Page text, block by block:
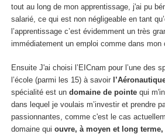
tout au long de mon apprentissage, j'ai pu
salarié, ce qui est non négligeable en tant
l’apprentissage c’est évidemment un très
immédiatement un emploi comme dans mon
Ensuite J'ai choisi l’EICnam pour l’une des
l’école (parmi les 15) à savoir
spécialité est un domaine de pointe qui
dans lequel je voulais m’investir et prendre
passionnantes, comme c'est le cas
domaine qui ouvre, à moyen et long